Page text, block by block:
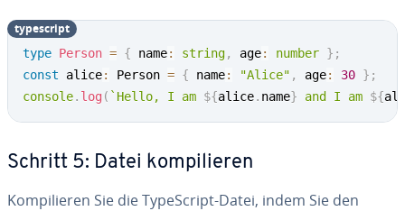
type Person = { name: string, age: number } ;
const alice: Person = { name: "Alice" , age: 30 } ;
console. log ( ` Hello, I am ${alice. name} and I am ${
ty­pe­script
Schritt 5: Datei kom­pi­lie­ren
Kom­pi­lie­ren Sie die Ty­pe­Script-Datei, indem Sie den